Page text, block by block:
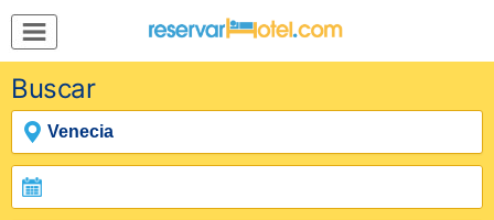
MENÚ
Inicio
Mi
Reserva
Grupos
Buscar